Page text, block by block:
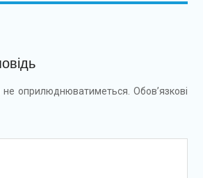
оприлюднюватиметься. Обов’язкові